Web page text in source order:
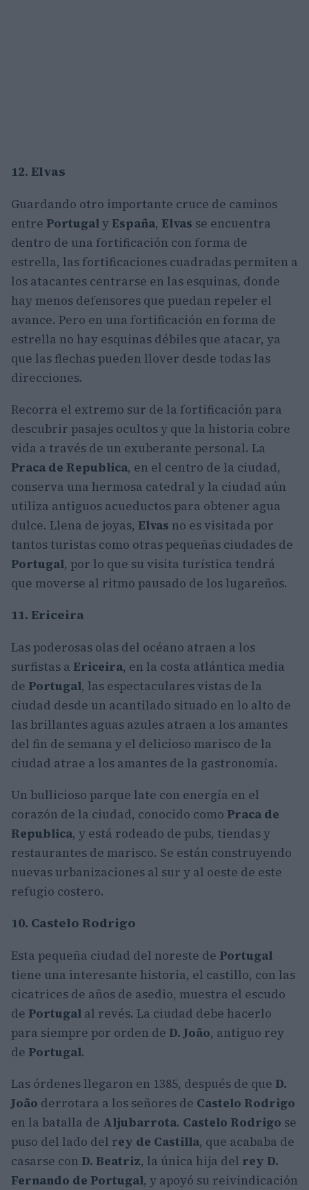
12. Elvas
Guardando otro importante cruce de caminos
entre Portugaly España, Elvas se encuentra
dentro de una fortificación con forma de
estrella, las fortificaciones cuadradas permiten a
los atacantes centrarse en las esquinas, donde
hay menos defensores que puedan repeler el
avance. Pero en una fortificación en forma de
estrella no hay esquinas débiles que atacar, ya
que las flechas pueden llover desde todas las
direcciones.
Recorra el extremo sur de la fortificación para
descubrir pasajes ocultos y que la historia cobre
vida a través de un exuberante personal. La
Praca de Republica, en el centro de la ciudad,
conserva una hermosa catedral y la ciudad aún
utiliza antiguos acueductos para obtener agua
dulce. Llena de joyas, Elvas no es visitada por
tantos turistas como otras pequeñas ciudades de
Portugal, por lo que su visita turística tendrá
que moverse al ritmo pausado de los lugareños.
11. Ericeira
Las poderosas olas del océano atraen a los
surfistas a Ericeira, en la costa atlántica media
de Portugal, las espectaculares vistas de la
ciudad desde un acantilado situado en lo alto de
las brillantes aguas azules atraen a los amantes
del fin de semana y el delicioso marisco de la
ciudad atrae a los amantes de la gastronomía.
Un bullicioso parque late con energía en el
corazón de la ciudad, conocido como Praca de
Republica, y está rodeado de pubs, tiendas y
restaurantes de marisco. Se están construyendo
nuevas urbanizaciones al sur y al oeste de este
refugio costero.
10. Castelo Rodrigo
Esta pequeña ciudad del noreste de Portugal
tiene una interesante historia, el castillo, con las
cicatrices de años de asedio, muestra el escudo
de Portugal al revés. La ciudad debe hacerlo
para siempre por orden de D. João, antiguo rey
de Portugal.
Las órdenes llegaron en 1385, después de que D.
João derrotara a los señores de Castelo Rodrigo
en la batalla de Aljubarrota. Castelo Rodrigo se
puso del lado del rey de Castilla, que acababa de
casarse con D. Beatriz, la única hija del rey D.
Fernando de Portugal, y apoyó su reivindicación